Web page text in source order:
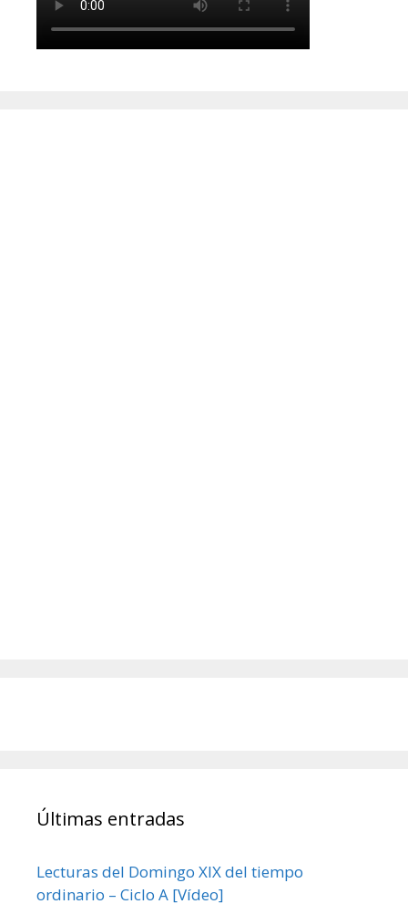
Últimas entradas
Lecturas del Domingo XIX del tiempo
ordinario – Ciclo A [Vídeo]